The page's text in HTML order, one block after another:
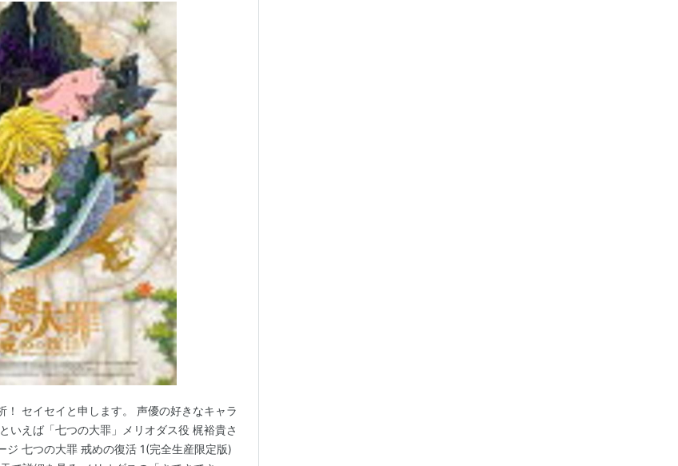
セイセイと申します。 声優の好きなキャラ
いえば「七つの大罪」メリオダス役 梶裕貴さ
ジ 七つの大罪 戒めの復活 1(完全生産限定版)